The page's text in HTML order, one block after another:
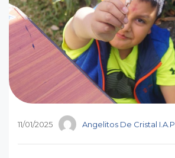
11/01/2025 Angelitos De Cristal I.A.P.